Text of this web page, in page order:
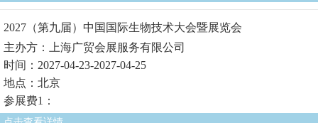
2027（第九届）中国国际生物技术大会暨展览会
主办方：上海广贸会展服务有限公司
时间：2027-04-23-2027-04-25
地点：北京
参展费1：